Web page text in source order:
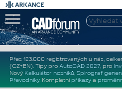
Přes 123.000 registrovaných u nás,
(CZ+EN). Tipy pro AutoCAD 2027, pro
Nový Kalkulátor nosníků, Spirograf
Převodníky. Kompletní příkazya